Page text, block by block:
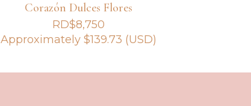
Corazón Dulces Flores
RD$8,750
Approximately$139.73 (USD)